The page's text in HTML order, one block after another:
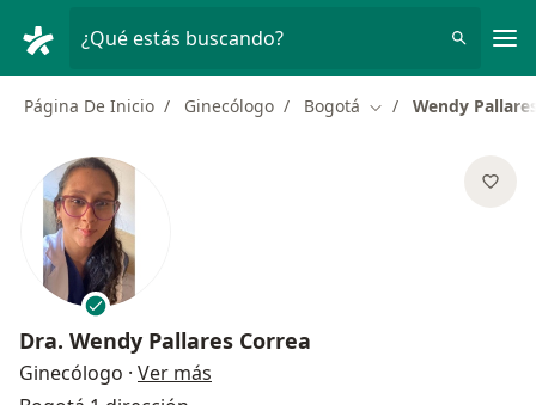
¿Qué estás buscando?
Página De Inicio Ginecólogo Bogotá Cambiar de ciudad
Wendy
Dra. Wendy Pallares Correa
Ginecólogo · Ver más